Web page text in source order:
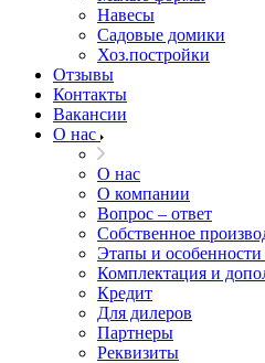
Навесы
Садовые домики
Хоз.постройки
Отзывы
Контакты
Вакансии
О нас
О нас
О компании
Вопрос – ответ
Собственное
Этапы и особенности
Комплектация и
Кредит
Для дилеров
Партнеры
Реквизиты